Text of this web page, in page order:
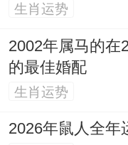
辛金正财与亥水
水火既济，运势
谐，易获公正介
现，亥水暗合午
亥水亦冲击午火
生肖运势
2002年属马的在
的最佳婚配
生肖运势
2026年鼠人全年